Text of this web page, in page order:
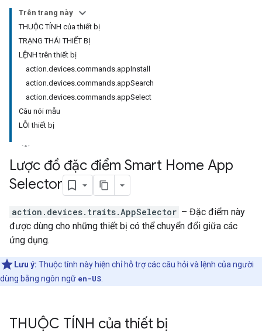
Trên trang này
THUỘC TÍNH của thiết bị
TRẠNG THÁI THIẾT BỊ
LỆNH trên thiết bị
action.devices.commands.appInstall
action.devices.commands.appSearch
action.devices.commands.appSelect
Câu nói mẫu
LỖI thiết bị
Lược đồ đặc điểm Smart Home App
Selector
action.devices.traits.AppSelector – Đặc điểm này
được dùng cho những thiết bị có thể chuyển đổi giữa các
ứng dụng.
Lưu ý: Thuộc tính này hiện chỉ hỗ trợ các câu hỏi và lệnh của người
dùng bằng ngôn ngữ en-US
THUỘC TÍNH của thiết bị